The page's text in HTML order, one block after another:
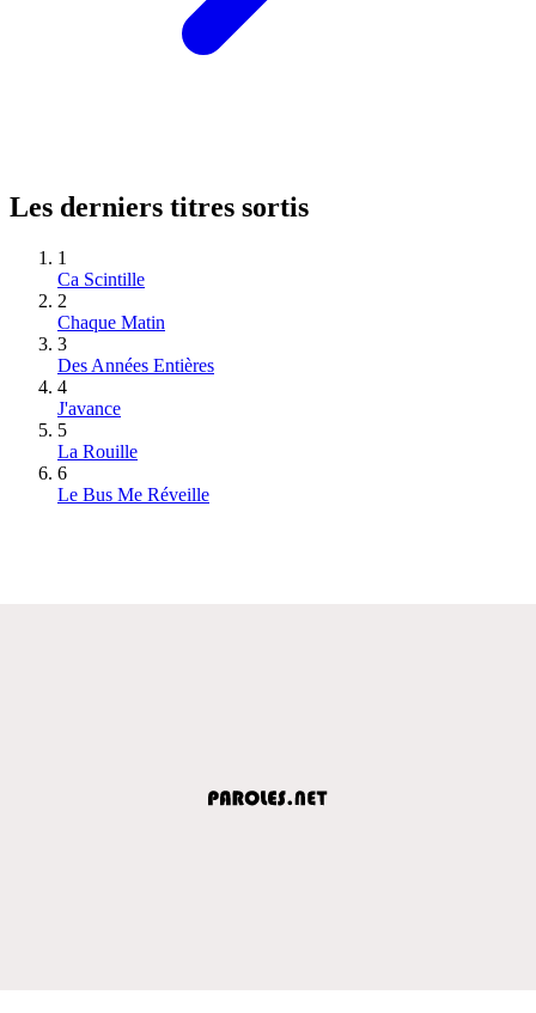
Les derniers titres sortis
1
Ca Scintille
2
Chaque Matin
3
Des Années Entières
4
J'avance
5
La Rouille
6
Le Bus Me Réveille